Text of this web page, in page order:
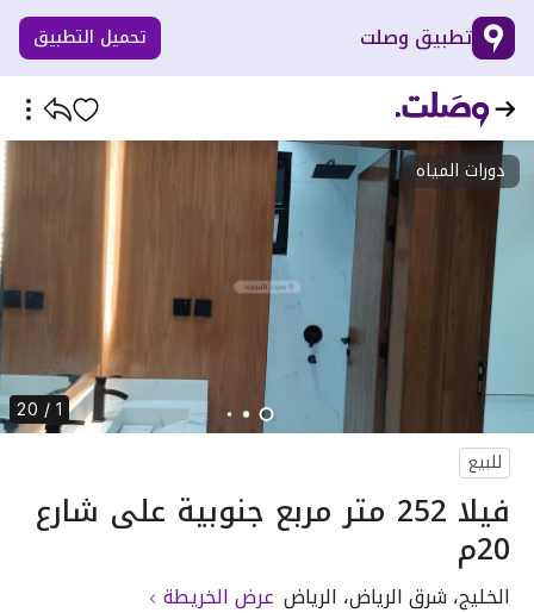
تطبيق وصلت تحميل التطبيق
دورات المياه
1 / 20
للبيع
فيلا 252 متر مربع جنوبية على شارع
20م
الخليج، شرق الرياض، الرياض عرض الخريطة